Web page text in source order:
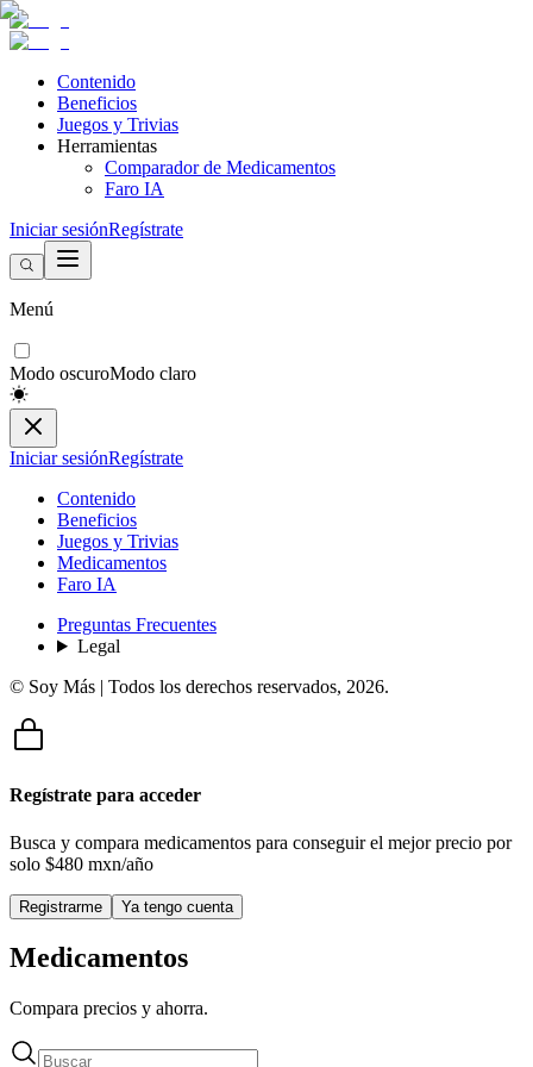
Contenido
Beneficios
Juegos y Trivias
Herramientas
Comparador de Medicamentos
Faro IA
Iniciar sesiónRegístrate
Menú
Modo oscuroModo claro
Iniciar sesiónRegístrate
Contenido
Beneficios
Juegos y Trivias
Medicamentos
Faro IA
Preguntas Frecuentes
Legal
© Soy Más | Todos los derechos reservados, 2026.
Regístrate para acceder
Busca y compara medicamentos para conseguir el mejor precio por
solo $480 mxn/año
Registrarme Ya tengo cuenta
Medicamentos
Compara precios y ahorra.